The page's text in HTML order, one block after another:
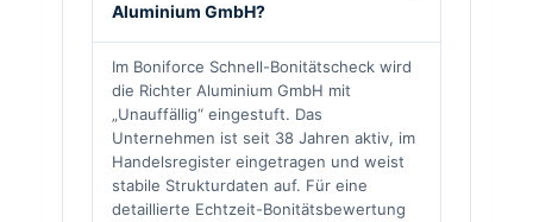
Aluminium GmbH?
Im Boniforce Schnell-Bonitätscheck wird
die Richter Aluminium GmbH mit
„Unauffällig“ eingestuft. Das
Unternehmen ist seit 38 Jahren aktiv, im
Handelsregister eingetragen und weist
stabile Strukturdaten auf. Für eine
detaillierte Echtzeit-Bonitätsbewertung